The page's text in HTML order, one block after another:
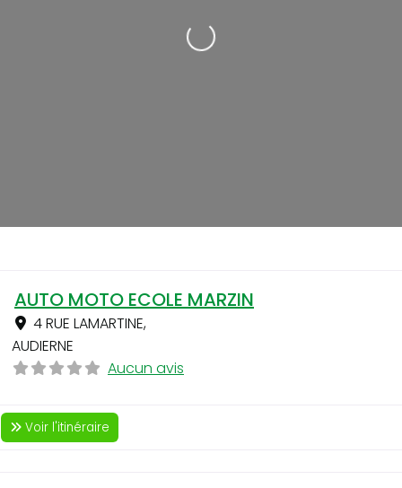
Loading...
AUTO MOTO ECOLE MARZIN
4 RUE LAMARTINE,
AUDIERNE
Aucun avis
Voir l'itinéraire